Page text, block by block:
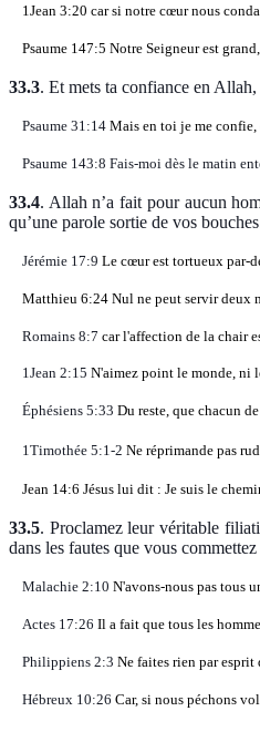
1Jean 3:20 car si notre cœur nous
Psaume 147:5 Notre Seigneur est
33.3. Et mets ta confiance en
Psaume 31:14Mais en toi je me confie,
Psaume 143:8 Fais-moi dès le matin
33.4. Allah n’a fait pour aucun
qu’une parole sortie de vos
Jérémie 17:9Le cœur est tortueux par-
Matthieu 6:24 Nul ne peut servir deux
Romains 8:7car l'affection de la chair
1Jean 2:15N'aimez point le monde, ni
Éphésiens 5:33Du reste, que chacun
1Timothée 5:1-2Ne réprimande pas
Jean 14:6 Jésus lui dit : Je suis le
33.5. Proclamez leur véritable
dans les fautes que vous
Malachie 2:10N'avons-nous pas tous
Actes 17:26Il a fait que tous les
Philippiens 2:3Ne faites rien par esprit
Hébreux 10:26Car, si nous péchons